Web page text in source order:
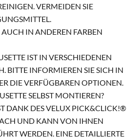
VERMEIDEN SIE
AUCH IN ANDEREN FARBEN
IST IN VERSCHIEDENEN
BITTE INFORMIEREN SIE SICH IN
DIE VERFÜGBAREN OPTIONEN.
SELBST MONTIEREN?
DANK DES VELUX PICK&CLICK!®
UND KANN VON IHNEN
WERDEN. EINE DETAILLIERTE